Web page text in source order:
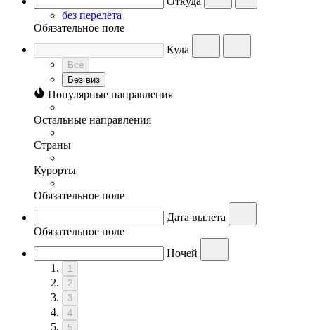
без перелета
Обязательное поле
Куда
Все
Без виз
Популярные направления
Остальные направления
Страны
Курорты
Обязательное поле
Дата вылета
Обязательное поле
Ночей
1
2
3
4
5